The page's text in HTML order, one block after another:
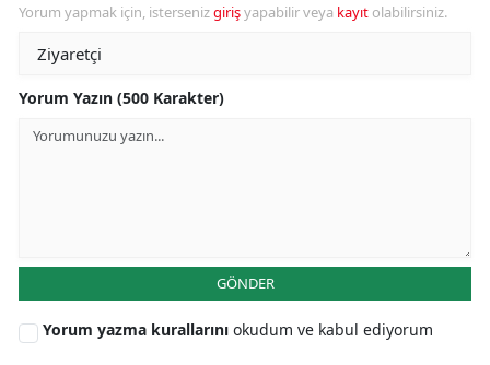
Yorum yapmak için, istersenizgirişyapabilir veya kayıt olabilirsiniz.
Yorum Yazın (500 Karakter)
GÖNDER
Yorum yazma kurallarını okudum ve kabul ediyorum